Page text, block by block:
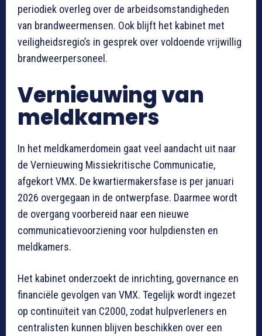
periodiek overleg over de arbeidsomstandigheden
van brandweermensen. Ook blijft het kabinet met
veiligheidsregio’s in gesprek over voldoende vrijwillig
brandweerpersoneel.
Vernieuwing van
meldkamers
In het meldkamerdomein gaat veel aandacht uit naar
de Vernieuwing Missiekritische Communicatie,
afgekort VMX. De kwartiermakersfase is per januari
2026 overgegaan in de ontwerpfase. Daarmee wordt
de overgang voorbereid naar een nieuwe
communicatievoorziening voor hulpdiensten en
meldkamers.
Het kabinet onderzoekt de inrichting, governance en
financiële gevolgen van VMX. Tegelijk wordt ingezet
op continuïteit van C2000, zodat hulpverleners en
centralisten kunnen blijven beschikken over een